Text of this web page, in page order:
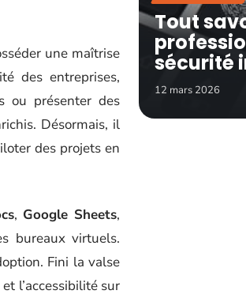
une maîtrise
des entreprises,
ou présenter des
Désormais, il
des projets en
, Google Sheets,
bureaux virtuels.
Fini la valse
l’accessibilité sur
Tout
sécurité
12 mars 2026